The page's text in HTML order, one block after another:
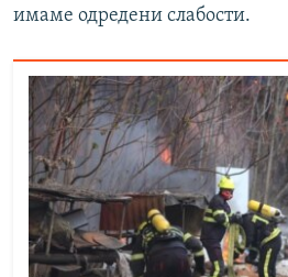
имаме одредени слабости.